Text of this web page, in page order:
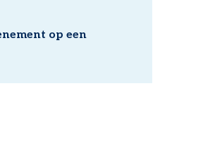
op een